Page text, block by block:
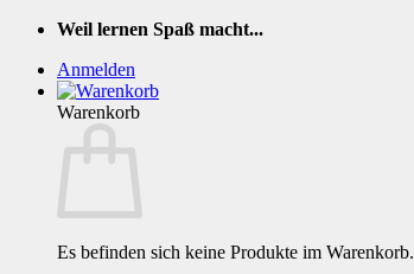
Zum
springen
Weil lernen Spaß macht...
Anmelden
Warenkorb
Es befinden sich keine Produkte im Warenkorb.